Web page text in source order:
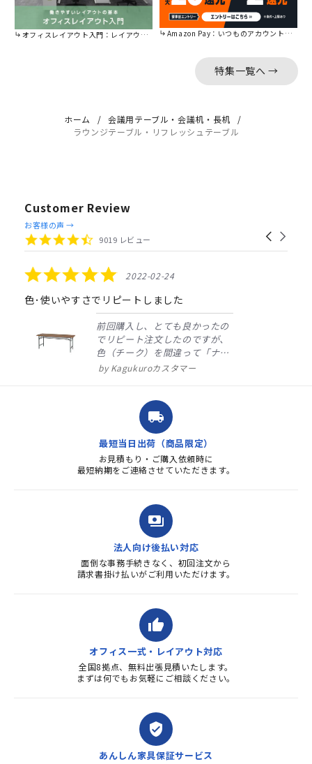
オフィスレイアウト入門：レイアウトの基本をご紹介。 Amazon Pay：いつものアカウントで簡単に決済可能。
特集一覧へ →
ホーム
会議用テーブル・会議机・長机
ラウンジテーブル・リフレッシュテーブル
Customer Review
Reviews
carousel
Carousel
4.4
star
9019 レビュー
お客様の声 →
5.0
star
rating
2022-02-24
色･使いやすさでリピートしました
前回購入し、とても良かったの
でリピート注文したのですが、
色（チーク）を間違って「ナチ
ュラル」としてしまいました。
ました。商品到着も早く、品
質・使いやすさで満足していま
す。また、リピートするときは
よろしくお...
Kagukuroカスタマー
local_shipping
最短当日出荷（商品限定）
お見積もり・ご購入依頼時に
最短納期をご連絡させていただきます。
payments
法人向け後払い対応
面倒な事務手続きなく、初回注文から
請求書掛け払いがご利用いただけます。
thumb_up
オフィス一式・レイアウト対応
全国8拠点、無料出張見積いたします。
まずは何でもお気軽にご相談ください。
verified_user
あんしん家具保証サービス